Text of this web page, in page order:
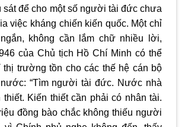
sát để cho một số người tài đức chưa
việc kháng chiến kiến quốc. Một chỉ
không cần lắm chữ nhiều lời,
của Chủ tịch Hồ Chí Minh có thể
thị trường tồn cho các thế hệ cán bộ
nước: “Tìm người tài đức. Nước nhà
thiết. Kiến thiết cần phải có nhân tài.
đồng bào chắc không thiếu người